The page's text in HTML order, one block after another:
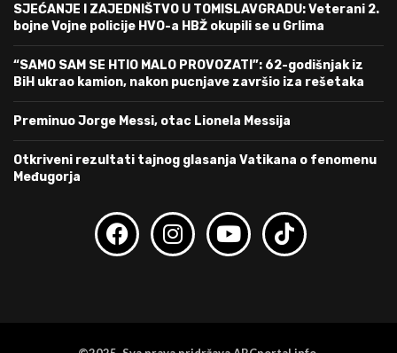
SJEĆANJE I ZAJEDNIŠTVO U TOMISLAVGRADU: Veterani 2.
bojne Vojne policije HVO-a HBŽ okupili se u Grlima
“SAMO SAM SE HTIO MALO PROVOZATI”: 62-godišnjak iz
BiH ukrao kamion, nakon pucnjave završio iza rešetaka
Preminuo Jorge Messi, otac Lionela Messija
Otkriveni rezultati tajnog glasanja Vatikana o fenomenu
Međugorja